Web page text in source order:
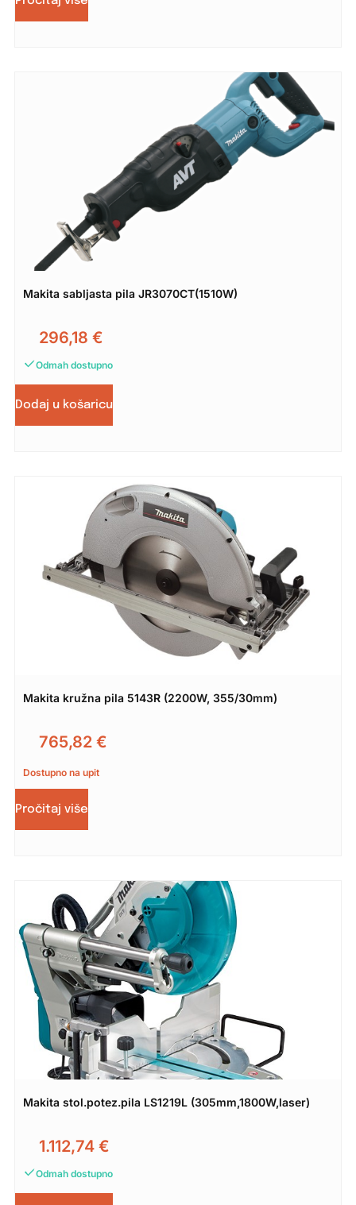
Makita sabljasta pila JR3070CT(1510W)
296,18 €
Odmah dostupno
Dodaj u košaricu
Makita kružna pila 5143R (2200W, 355/30mm)
765,82 €
Dostupno na upit
Pročitaj više
Makita stol.potez.pila LS1219L (305mm,1800W,laser)
1.112,74 €
Odmah dostupno